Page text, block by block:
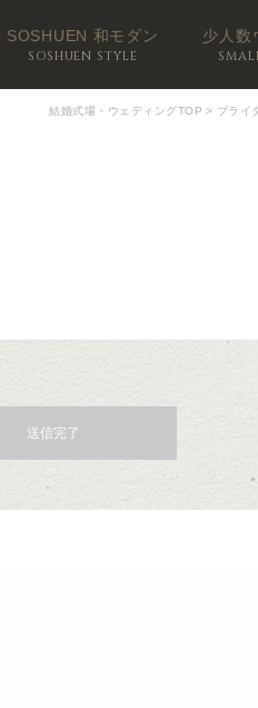
SOSHUEN 和モダン
SOSHUEN STYLE
少人数
結婚式場・ウェディングTOP > ブライ
送信完了